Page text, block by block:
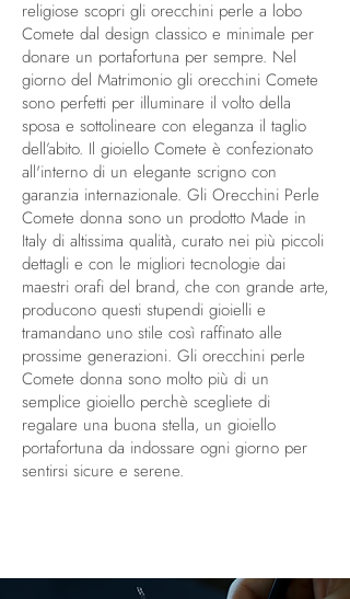
religiose scopri gli orecchini perle a lobo
Comete dal design classico e minimale per
donare un portafortuna per sempre. Nel
giorno del Matrimonio gli orecchini Comete
sono perfetti per illuminare il volto della
sposa e sottolineare con eleganza il taglio
dell’abito. Il gioiello Comete è confezionato
all'interno di un elegante scrigno con
garanzia internazionale. Gli Orecchini Perle
Comete donna sono un prodotto Made in
Italy di altissima qualità, curato nei più piccoli
dettagli e con le migliori tecnologie dai
maestri orafi del brand, che con grande arte,
producono questi stupendi gioielli e
tramandano uno stile così raffinato alle
prossime generazioni. Gli orecchini perle
Comete donna sono molto più di un
semplice gioiello perchè scegliete di
regalare una buona stella, un gioiello
portafortuna da indossare ogni giorno per
sentirsi sicure e serene.